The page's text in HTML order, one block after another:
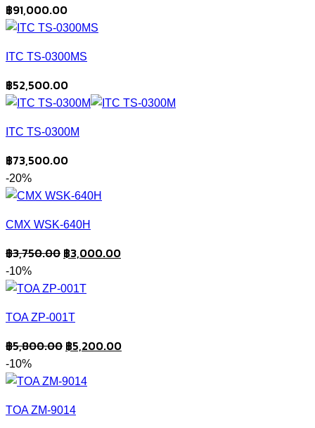
฿91,000.00
ITC TS-0300MS
฿52,500.00
ITC TS-0300M
฿73,500.00
-20%
CMX WSK-640H
฿3,750.00 Original
was:
฿3,000.00Current
-10%
TOA ZP-001T
฿5,800.00 Original
was:
฿5,200.00Current
-10%
TOA ZM-9014